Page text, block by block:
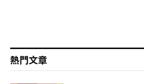
熱門文章